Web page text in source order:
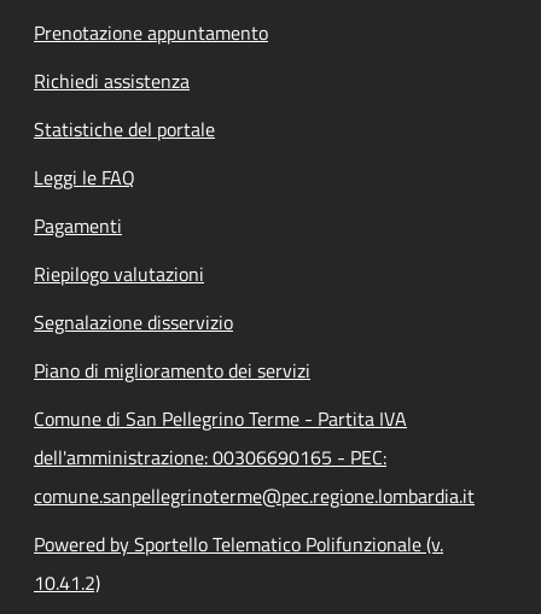
Prenotazione appuntamento
Richiedi assistenza
Statistiche del portale
Leggi le FAQ
Pagamenti
Riepilogo valutazioni
Segnalazione disservizio
Piano di miglioramento dei servizi
Comune di San Pellegrino Terme - Partita IVA
dell'amministrazione: 00306690165 - PEC:
comune.sanpellegrinoterme@pec.regione.lombardia.it
Powered by Sportello Telematico Polifunzionale (v.
10.41.2)